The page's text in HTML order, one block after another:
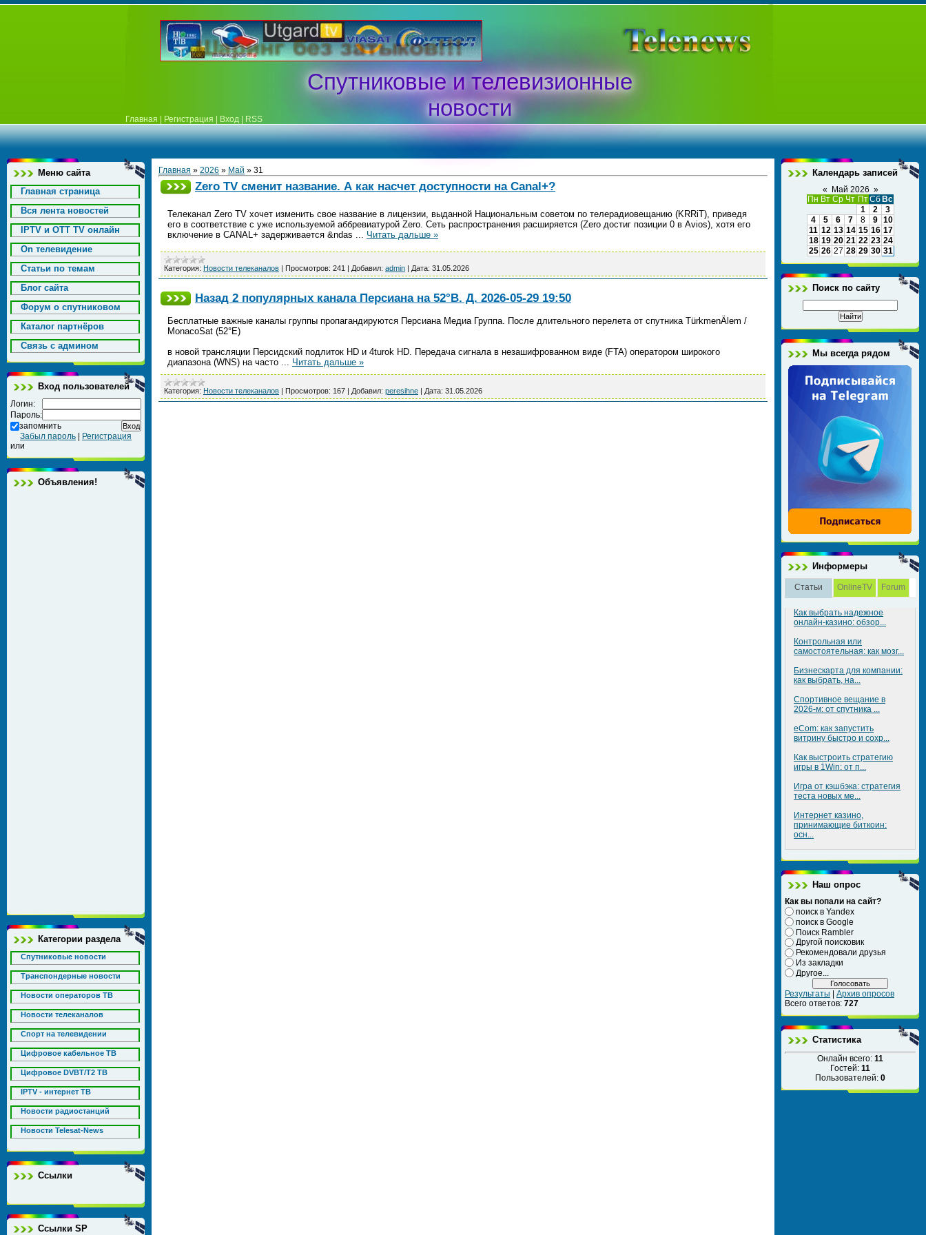
Спутниковые и телевизионные
новости
Главная Регистрация Вход RSS
Меню сайта
Главная страница
Вся лента новостей
IPTV и OTT TV онлайн
On телевидение
Статьи по темам
Блог сайта
Форум о спутниковом
Каталог партнёров
Cвязь с админом
Вход пользователей
Логин:
Пароль:
запомнить
Забыл пароль
Регистрация
или
Объявления!
Категории раздела
Спутниковые новости
Транспондерные новости
Новости операторов ТВ
Новости телеканалов
Спорт на телевидении
Цифровое кабельное ТВ
Цифровое DVBT/T2 ТВ
IPTV - интернет ТВ
Новости радиостанций
Новости Telesat-News
Ссылки
Ссылки SP
Главная » 2026 » Май » 31
Zero TV сменит название. А как насчет доступности на Canal+?
Телеканал Zero TV хочет изменить свое название в лицензии, выданной Национальным советом по телерадиовещанию (KRRiT), приведя
его в соответствие с уже используемой аббревиатурой Zero. Сеть распространения расширяется (Zero достиг позиции 0 в Avios), хотя его
включение в CANAL+ задерживается &ndas ... Читать дальше »
Категория: Новости телеканалов | Просмотров: 241 | Добавил: admin | Дата: 31.05.2026
Назад 2 популярных канала Персиана на 52°В. Д. 2026-05-29 19:50
Бесплатные важные каналы группы пропагандируются Персиана Медиа Группа. После длительного перелета от спутника TürkmenÄlem /
MonacoSat (52°E)
в новой трансляции Персидский подлиток HD и 4turok HD. Передача сигнала в незашифрованном виде (FTA) оператором широкого
диапазона (WNS) на часто ... Читать дальше »
Категория: Новости телеканалов | Просмотров: 167 | Добавил: peresihne | Дата: 31.05.2026
Календарь записей
« Май 2026 »
Пн Вт Ср Чт ПтСб Вс
1
2
3
4
5 6 7 8 9 10
11 12 13 14 15 16 17
18 19 20 21 22 23 24
25 26 27 28 29 30 31
Поиск по сайту
Мы всегда рядом
Информеры
Статьи OnlineTV Forum
Как выбрать надежное
онлайн-казино: обзор...
Контрольная или
самостоятельная: как мозг...
Бизнескарта для компании:
как выбрать, на...
Спортивное вещание в
2026-м: от спутника ...
eCom: как запустить
витрину быстро и сохр...
Как выстроить стратегию
игры в 1Win: от п...
Игра от кэшбэка: стратегия
теста новых ме...
Интернет казино,
принимающие биткоин:
осн...
Наш опрос
Как вы попали на сайт?
поиск в Yandex
поиск в Google
Поиск Rambler
Другой поисковик
Рекомендовали друзья
Из закладки
Другое...
Результаты | Архив опросов
Всего ответов: 727
Статистика
Онлайн всего: 11
Гостей: 11
Пользователей: 0